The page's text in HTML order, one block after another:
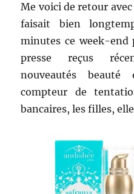
Me voici de retour
faisait bien
minutes ce week-end
presse reçus
nouveautés
compteur de
bancaires, les filles,